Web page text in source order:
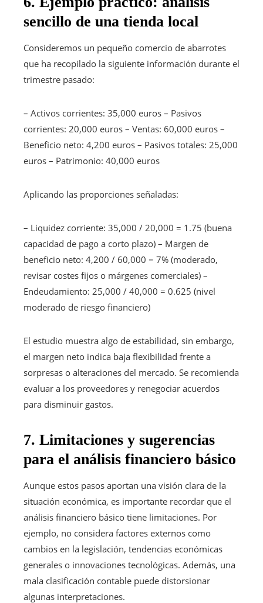
sencillo de una tienda local
Consideremos un pequeño comercio de abarrotes
que ha recopilado la siguiente información durante el
trimestre pasado:
– Activos corrientes: 35,000 euros – Pasivos
corrientes: 20,000 euros – Ventas: 60,000 euros –
Beneficio neto: 4,200 euros – Pasivos totales: 25,000
euros – Patrimonio: 40,000 euros
Aplicando las proporciones señaladas:
– Liquidez corriente: 35,000 / 20,000 = 1.75 (buena
capacidad de pago a corto plazo) – Margen de
beneficio neto: 4,200 / 60,000 = 7% (moderado,
revisar costes fijos o márgenes comerciales) –
Endeudamiento: 25,000 / 40,000 = 0.625 (nivel
moderado de riesgo financiero)
El estudio muestra algo de estabilidad, sin embargo,
el margen neto indica baja flexibilidad frente a
sorpresas o alteraciones del mercado. Se recomienda
evaluar a los proveedores y renegociar acuerdos
para disminuir gastos.
7. Limitaciones y sugerencias
para el análisis financiero básico
Aunque estos pasos aportan una visión clara de la
situación económica, es importante recordar que el
análisis financiero básico tiene limitaciones. Por
ejemplo, no considera factores externos como
cambios en la legislación, tendencias económicas
generales o innovaciones tecnológicas. Además, una
mala clasificación contable puede distorsionar
algunas interpretaciones.